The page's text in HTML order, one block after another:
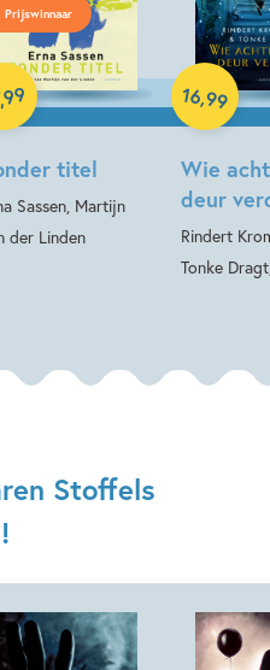
Prijswinnaar
titel
Sassen, Martijn
der Linden
99
Paperback
Wie
deur
Rindert
Tonke
16,99
Hardcover
Stoffels